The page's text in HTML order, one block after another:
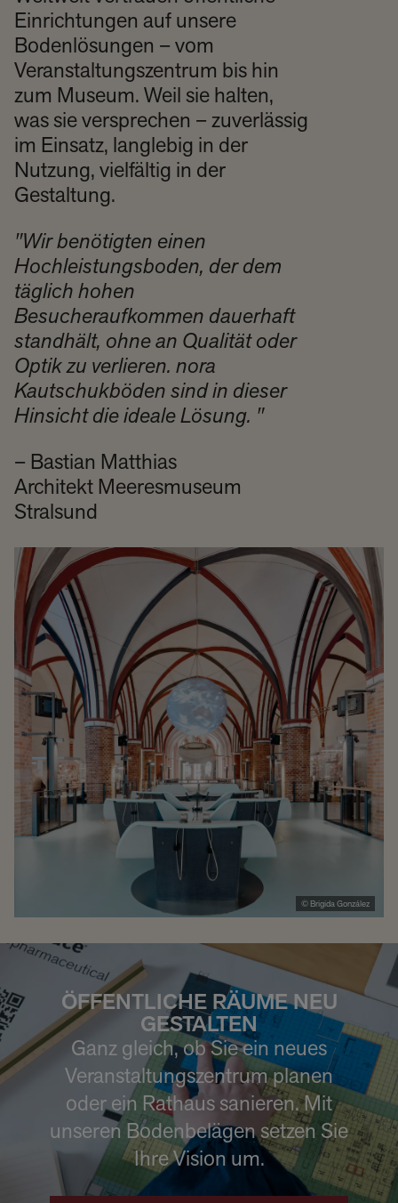
Einrichtungen auf unsere
Bodenlösungen – vom
Veranstaltungszentrum bis hin
zum Museum. Weil sie halten,
was sie versprechen – zuverlässig
im Einsatz, langlebig in der
Nutzung, vielfältig in der
Gestaltung.
"Wir benötigten einen
Hochleistungsboden,​ der dem
täglich hohen
Besucheraufkommen dauerhaft
standhält, ohne an Qualität oder​
Optik zu verlieren. nora
Kautschukböden​ sind in dieser
Hinsicht die ideale Lösung. ​"
– Bastian Matthias
Architekt Meeres­museum
Stralsund​
© Brigida González
ÖFFENTLICHE RÄUME NEU
GESTALTEN
Ganz gleich, ob Sie ein neues
Veranstaltungszentrum planen
oder ein Rathaus sanieren. Mit
unseren Bodenbelägen setzen Sie
Ihre Vision um.